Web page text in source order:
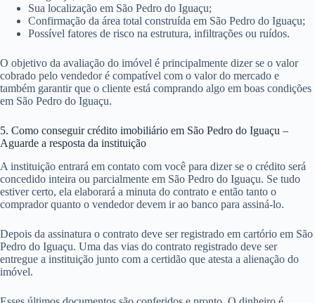
Sua localização em São Pedro do Iguaçu;
Confirmação da área total construída em São Pedro do Iguaçu;
Possível fatores de risco na estrutura, infiltrações ou ruídos.
O objetivo da avaliação do imóvel é principalmente dizer se o valor
cobrado pelo vendedor é compatível com o valor do mercado e
também garantir que o cliente está comprando algo em boas condições
em São Pedro do Iguaçu.
5. Como conseguir crédito imobiliário em São Pedro do Iguaçu –
Aguarde a resposta da instituição
A instituição entrará em contato com você para dizer se o crédito será
concedido inteira ou parcialmente em São Pedro do Iguaçu. Se tudo
estiver certo, ela elaborará a minuta do contrato e então tanto o
comprador quanto o vendedor devem ir ao banco para assiná-lo.
Depois da assinatura o contrato deve ser registrado em cartório em São
Pedro do Iguaçu. Uma das vias do contrato registrado deve ser
entregue a instituição junto com a certidão que atesta a alienação do
imóvel.